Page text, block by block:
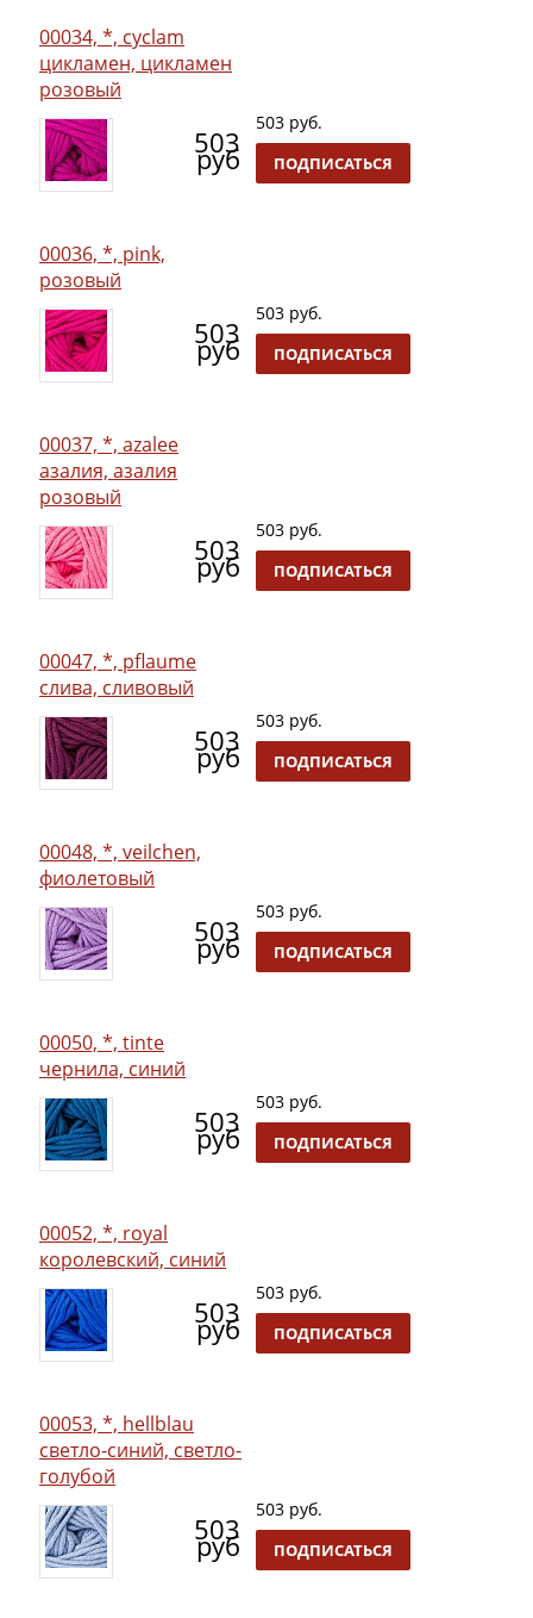
00034, *, cyclam
цикламен, цикламен
розовый
503
руб
503 руб.
ПОДПИСАТЬСЯ
00036, *, pink,
розовый
503
руб
503 руб.
ПОДПИСАТЬСЯ
00037, *, azalee
азалия, азалия
розовый
503
руб
503 руб.
ПОДПИСАТЬСЯ
00047, *, pflaume
слива, сливовый
503
руб
503 руб.
ПОДПИСАТЬСЯ
00048, *, veilchen,
фиолетовый
503
руб
503 руб.
ПОДПИСАТЬСЯ
00050, *, tinte
чернила, синий
503
руб
503 руб.
ПОДПИСАТЬСЯ
00052, *, royal
королевский, синий
503
руб
503 руб.
ПОДПИСАТЬСЯ
00053, *, hellblau
светло-синий, светло-
голубой
503
руб
503 руб.
ПОДПИСАТЬСЯ